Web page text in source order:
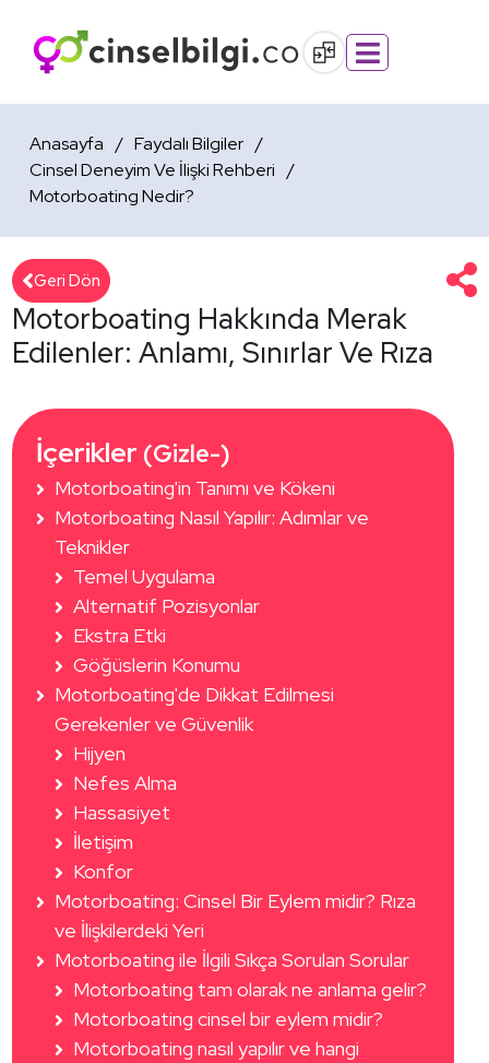
Anasayfa
Faydalı Bilgiler
Cinsel Deneyim Ve İlişki Rehberi
Motorboating Nedir?
Geri Dön
Motorboating Hakkında Merak
Edilenler: Anlamı, Sınırlar Ve Rıza
İçerikler (Gizle-)
Motorboating'in Tanımı ve Kökeni
Motorboating Nasıl Yapılır: Adımlar ve
Teknikler
Temel Uygulama
Alternatif Pozisyonlar
Ekstra Etki
Göğüslerin Konumu
Motorboating'de Dikkat Edilmesi
Gerekenler ve Güvenlik
Hijyen
Nefes Alma
Hassasiyet
İletişim
Konfor
Motorboating: Cinsel Bir Eylem midir? Rıza
ve İlişkilerdeki Yeri
Motorboating ile İlgili Sıkça Sorulan Sorular
Motorboating tam olarak ne anlama gelir?
Motorboating cinsel bir eylem midir?
Motorboating nasıl yapılır ve hangi